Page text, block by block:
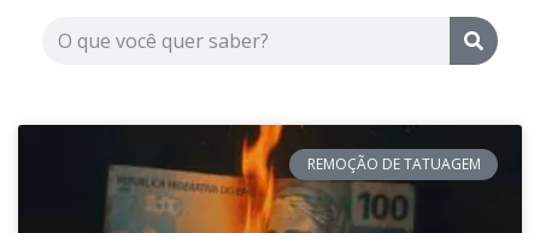
REMOÇÃO DE TATUAGEM